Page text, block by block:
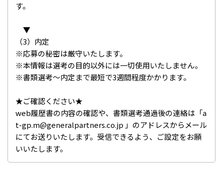
す。
▼
（3）内定
※応募の秘密は厳守いたします。
※本情報は選考の目的以外には一切使用いたしません。
※書類選考～内定まで最短で3週間程度かかります。
★ご確認ください★
web履歴書の内容の確認や、書類選考通過後の連絡は「a
t-gp.m@generalpartners.co.jp 」のアドレスからメール
にてお送りいたします。受信できるよう、ご設定をお願
いいたします。